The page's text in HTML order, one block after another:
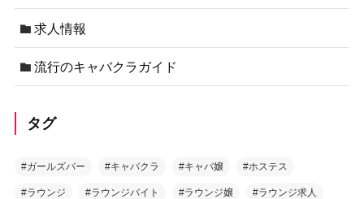
求人情報
流行のキャバクラガイド
タグ
#ガールズバー #キャバクラ #キャバ嬢 #ホステス
#ラウンジ #ラウンジバイト #ラウンジ嬢 #ラウンジ求人